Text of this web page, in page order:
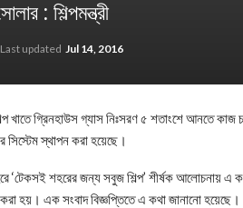
: শিল্পমন্ত্রী
Last updated Jul 14, 2016
খাতে গ্রিনহাউস গ্যাস নিঃসরণ ৫ শতাংশে আনতে
সিস্টেম স্থাপন করা হয়েছে।
‘টেকসই শহরের জন্য সবুজ শিল্প’ শীর্ষক আলোচনায় এ
হয়। এক সংবাদ বিজ্ঞপ্তিতে এ কথা জানানো হয়েছে।